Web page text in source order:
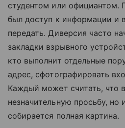
студентом или официантом.
был доступ к информации и
передать. Диверсия часто
закладки взрывного
кто выполнит отдельные
адрес, сфотографировать
Каждый может считать, что
незначительную просьбу, но
собирается полная картина.